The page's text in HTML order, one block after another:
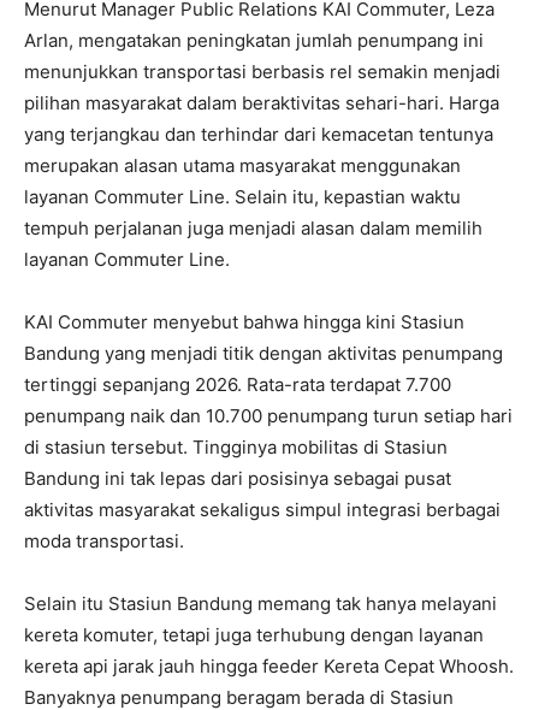
Menurut Manager Public Relations KAI Commuter, Leza
Arlan, mengatakan peningkatan jumlah penumpang ini
menunjukkan transportasi berbasis rel semakin menjadi
pilihan masyarakat dalam beraktivitas sehari-hari. Harga
yang terjangkau dan terhindar dari kemacetan tentunya
merupakan alasan utama masyarakat menggunakan
layanan Commuter Line. Selain itu, kepastian waktu
tempuh perjalanan juga menjadi alasan dalam memilih
layanan Commuter Line.
KAI Commuter menyebut bahwa hingga kini Stasiun
Bandung yang menjadi titik dengan aktivitas penumpang
tertinggi sepanjang 2026. Rata-rata terdapat 7.700
penumpang naik dan 10.700 penumpang turun setiap hari
di stasiun tersebut. Tingginya mobilitas di Stasiun
Bandung ini tak lepas dari posisinya sebagai pusat
aktivitas masyarakat sekaligus simpul integrasi berbagai
moda transportasi.
Selain itu Stasiun Bandung memang tak hanya melayani
kereta komuter, tetapi juga terhubung dengan layanan
kereta api jarak jauh hingga feeder Kereta Cepat Whoosh.
Banyaknya penumpang beragam berada di Stasiun